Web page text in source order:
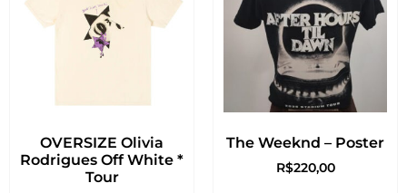
OVERSIZE Olivia
Rodrigues Off White *
Tour
The Weeknd – Poster
R$220,00